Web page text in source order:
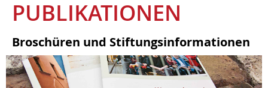
PUBLIKATIONEN
Broschüren und Stiftungsinformationen